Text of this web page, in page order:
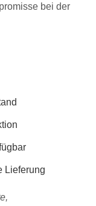
bei der
Lieferung